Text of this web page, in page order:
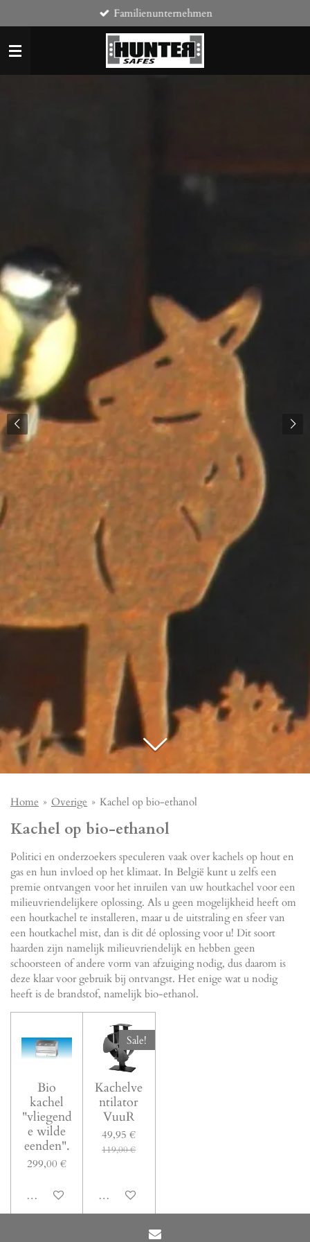
Hauptinhalt
springen
Familienunternehmen
Home » Overige » Kachel op bio-ethanol
Kachel op bio-ethanol
Politici en onderzoekers speculeren vaak over kachels op hout en
gas en hun invloed op het klimaat. In België kunt u zelfs een
premie ontvangen voor het inruilen van uw houtkachel voor een
milieuvriendelijkere oplossing. Als u geen mogelijkheid heeft om
een houtkachel te installeren, maar u de uitstraling en sfeer van
een houtkachel mist, dan is dit dé oplossing voor u! Dit soort
haarden zijn namelijk milieuvriendelijk en hebben geen
schoorsteen of andere vorm van afzuiging nodig, dus daarom is
deze klaar voor gebruik bij ontvangst. Het enige wat u nodig
heeft is de brandstof, namelijk bio-ethanol.
Bio
kachel
"vliegend
e wilde
eenden".
299,00 €
In den Warenkorb
Sale!
Kachelve
ntilator
VuuR
49,95 €
119,00 €
In den Warenkorb